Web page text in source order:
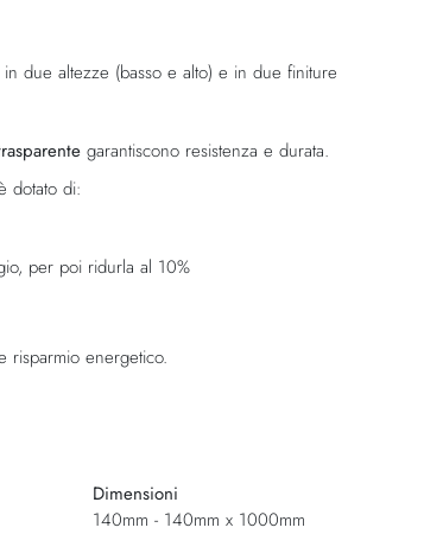
due altezze (basso e alto) e in due finiture
garantiscono resistenza e durata.
dotato di:
per poi ridurla al 10%
risparmio energetico.
Dimensioni
140mm - 140mm x 1000mm